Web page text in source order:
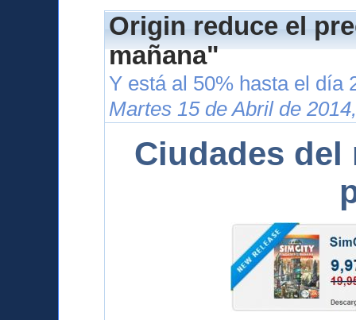
Origin reduce el
mañana"
Y está al 50% hasta el día
Martes 15 de Abril de
Ciudades del